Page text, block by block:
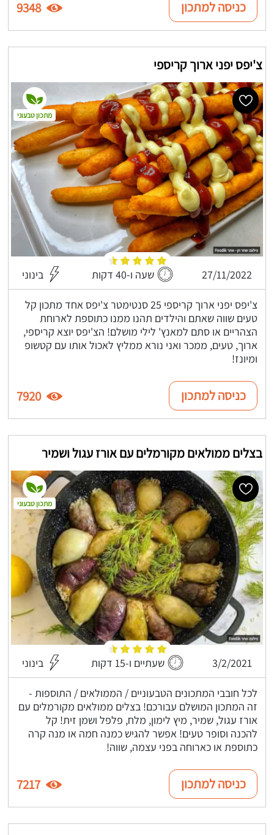
כניסה למתכון 9348
צ'יפס יפני ארוך קריספי
27/11/2022 שעה ו-40 דקות בינוני
צ'יפס יפני ארוך קריספי 25 סנטימטר צ'יפס אחד מתכון קל
טעים שווה שאתם והילדים תהנו ממנו כתוספת לארוחת
הצהריים או סתם למאנץ' לילי מושלם! הצ'יפס יוצא קריספי,
ארוך, טעים, ממכר ואני נורא ממליץ לאכול אותו עם קטשופ
ומיונז!
מתכון טבעוני
כניסה למתכון 7920
בצלים ממולאים מקורמלים עם אורז עגול ושמיר
3/2/2021 שעתיים ו-15 דקות בינוני
לכל חובבי המתכונים הטבעוניים / הממולאים / התוספות -
זה המתכון המושלם עבורכם! בצלים ממולאים מקורמלים עם
אורז עגול, שמיר, מיץ לימון, מלח, פלפל ושמן זית! קל
להכנה וסופר טעים! אפשר להגיש כמנה חמה או מנה קרה
כתוספת או כארוחה בפני עצמה, שווה!
מתכון טבעוני
כניסה למתכון 7217